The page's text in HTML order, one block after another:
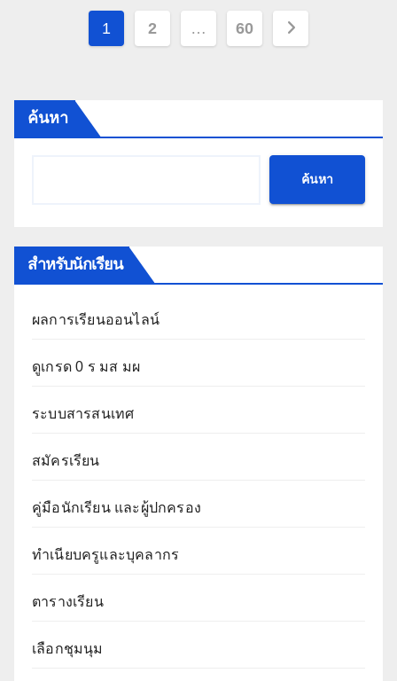
Posts
1 2 … 60
ค้นหา
ค้นหา
สำหรับนักเรียน
ผลการเรียนออนไลน์
ดูเกรด 0 ร มส มผ
ระบบสารสนเทศ
สมัครเรียน
คู่มือนักเรียน และผู้ปกครอง
ทำเนียบครูและบุคลากร
ตารางเรียน
เลือกชุมนุม